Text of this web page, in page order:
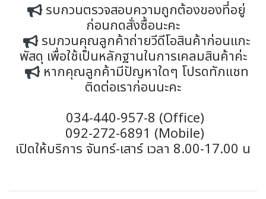
รบกวนตรวจสอบความถูกต้องของที่อยู่
ก่อนกดสั่งซื้อนะคะ
รบกวนคุณลูกค้าถ่ายวีดีโอสินค้าก่อนแกะ
พัสดุ เพื่อใช้เป็นหลักฐานในการเคลมสินค้าค่ะ
หากคุณลูกค้ามีปัญหาใดๆ โปรดทักแชท
ติดต่อเราก่อนนะคะ
034-440-957-8 (Office)
092-272-6891 (Mobile)
เปิดให้บริการ จันทร์-เสาร์ เวลา 8.00-17.00 น